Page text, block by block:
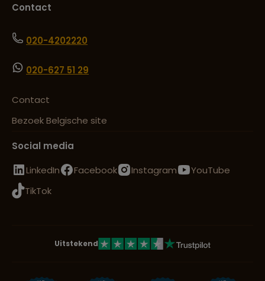
Contact
020-4202220
020-627 51 29
Contact
Bezoek Belgische site
Social media
LinkedIn
Facebook Instagram
YouTube
TikTok
Uitstekend